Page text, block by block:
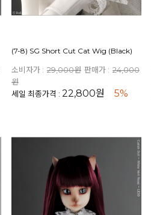
(7-8) SG Short Cut Cat Wig (Black)
소비자가 : 29,000원 판매가 : 24,000
원
세일 최종가격 : 22,800원 5%